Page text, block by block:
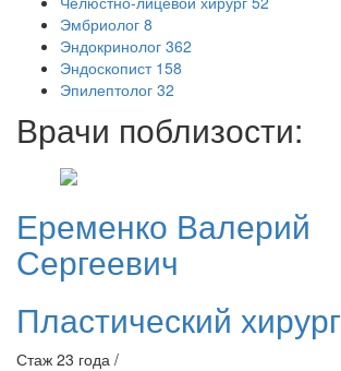
Эмбриолог 8
Эндокринолог 362
Эндоскопист 158
Эпилептолог 32
Врачи поблизости:
Еременко Валерий
Сергеевич
Пластический хирург
Стаж 23 года /